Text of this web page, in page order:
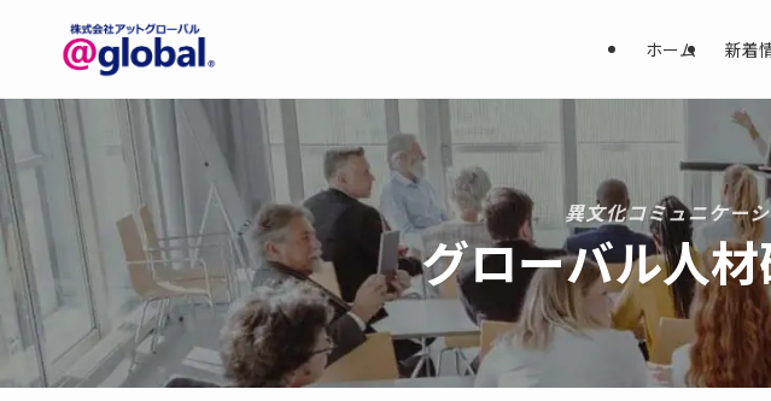
ホーム 新着
グローバル人
異文化コミュニケー